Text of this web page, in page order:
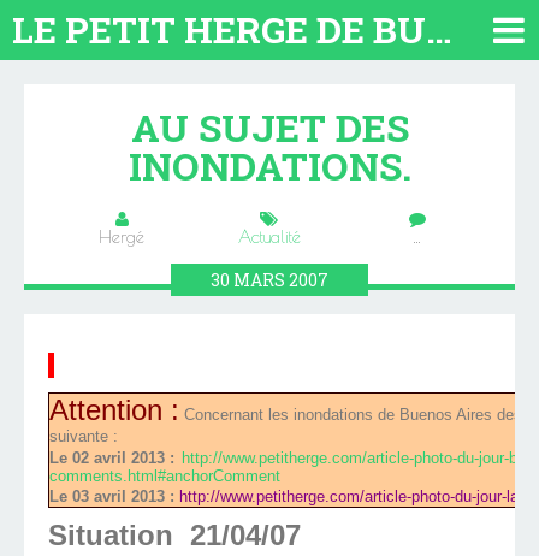
LE PETIT HERGE DE BUENOS AIRES 2026. TOUT SUR L'ARGENTINE
AU SUJET DES
INONDATIONS.
Hergé Actualité …
30 MARS 2007
Attention : Concernant les inondations de Buenos Aires des
suivante :
Le 02 avril 2013 : http://www.petitherge.com/article-photo-du-jour-
comments.html#anchorComment
Le 03 avril 2013 : http://www.petitherge.com/article-photo-du-jour-la-
Situation 21/04/07